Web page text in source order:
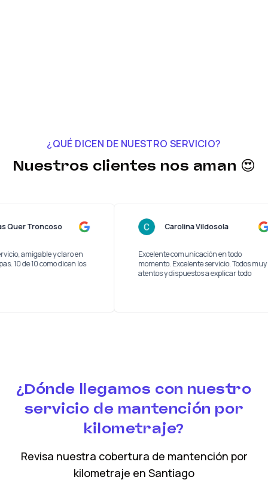
¿QUÉ DICEN DE NUESTRO SERVICIO?
Nuestros clientes nos aman 😍
servicio, amigable y claro en
las etapas. 10 de 10 como dicen los
Lucas Quer Troncoso
Excelente comunicación en todo
momento. Excelente servicio.
atentos y dispuestos a explicar
Carolina Vildosola
¿Dónde llegamos con nuestro
servicio de mantención por
kilometraje?
Revisa nuestra cobertura de mantención por
kilometraje en Santiago